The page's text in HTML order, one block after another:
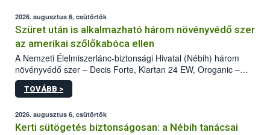
2026. augusztus 6, csütörtök
Szüret után is alkalmazható három növényvédő szer
az amerikai szőlőkabóca ellen
A Nemzeti Élelmiszerlánc-biztonsági Hivatal (Nébih) három
növényvédő szer – Decis Forte, Klartan 24 EW, Oroganic –
engedélyokiratát módosította, így azok a szüretet követően,
egészen a vesszőérettség (BBCH 91) stádiumáig
érésű szőlőkben is legyen lehetőség a károsító elleni további
védekezésre. Az Oroganic készítmény kis kiszerelésben kiskerti
TOVÁBB >
2026. augusztus 6, csütörtök
Kerti sütögetés biztonságosan: a Nébih tanácsai